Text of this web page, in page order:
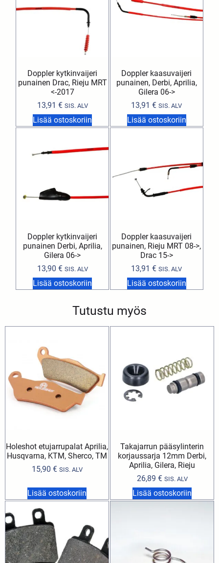
Doppler kytkinvaijeri
punainen Drac, Rieju MRT
<-2017
13,91 € SIS. ALV
Lisää ostoskoriin
Doppler kaasuvaijeri
punainen, Derbi, Aprilia,
Gilera 06->
13,91€ SIS. ALV
Lisää ostoskoriin
Doppler kytkinvaijeri
punainen Derbi, Aprilia,
Gilera 06->
13,90 € SIS. ALV
Lisää ostoskoriin
Doppler kaasuvaijeri
punainen, Rieju MRT 08->,
Drac 15->
13,91€ SIS. ALV
Lisää ostoskoriin
Tutustu myös
Holeshot etujarrupalat Aprilia,
Husqvarna, KTM, Sherco, TM
15,90 € SIS. ALV
Lisää ostoskoriin
Takajarrun pääsylinterin
korjaussarja 12mm Derbi,
Aprilia, Gilera, Rieju
26,89 € SIS. ALV
Lisää ostoskoriin